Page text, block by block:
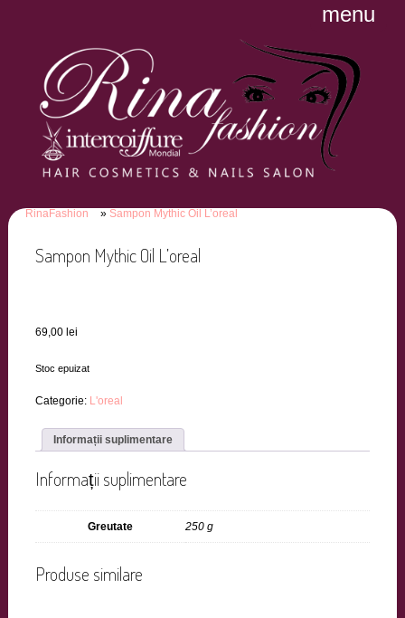
menu
RinaFashion Sampon Mythic Oil L’oreal
Sampon Mythic Oil L’oreal
69,00 lei
Stoc epuizat
Categorie: L'oreal
Informații suplimentare
Informații suplimentare
Greutate 250 g
Produse similare